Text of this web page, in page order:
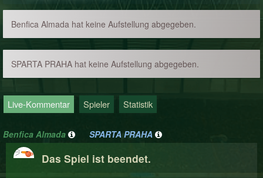
Benfica Almada hat keine Aufstellung abgegeben.
SPARTA PRAHA hat keine Aufstellung abgegeben.
Live-Kommentar Spieler Statistik
Benfica Almada SPARTA PRAHA
Das Spiel ist beendet.